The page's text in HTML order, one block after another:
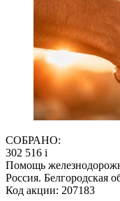
СОБРАНО:
302 516 i
Помощь
Россия. Белгородская
Код акции: 207183